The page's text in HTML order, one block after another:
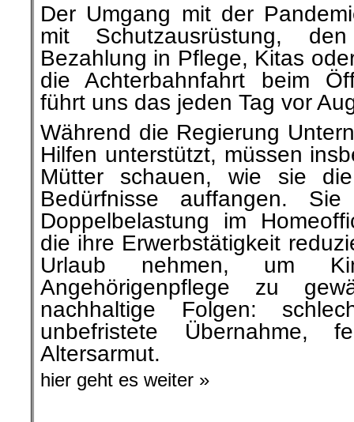
Der Umgang mit der
mit Schutzausrüstung,
Bezahlung in Pflege, Kitas
die Achterbahnfahrt beim
führt uns das jeden Tag vor
Während die Regierung
Hilfen unterstützt, müssen
Mütter schauen, wie sie
Bedürfnisse auffangen.
Doppelbelastung im
die ihre Erwerbstätigkeit
Urlaub nehmen, um
Angehörigenpflege zu
nachhaltige Folgen:
unbefristete Übernahme,
Altersarmut.
hier geht es weiter »